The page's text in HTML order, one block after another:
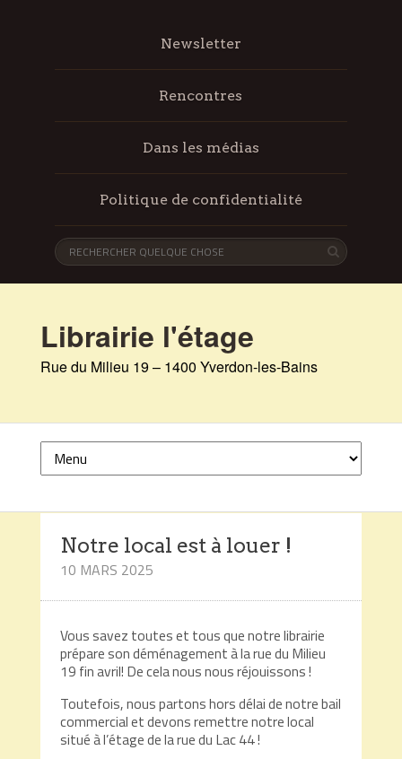
Newsletter
Rencontres
Dans les médias
Politique de confidentialité
Librairie l'étage
Rue du Milieu 19 – 1400 Yverdon-les-Bains
Notre local est à louer !
10 MARS 2025
Vous savez toutes et tous que notre librairie
prépare son déménagement à la rue du Milieu
19 fin avril! De cela nous nous réjouissons !
Toutefois, nous partons hors délai de notre bail
commercial et devons remettre notre local
situé à l’étage de la rue du Lac 44 !